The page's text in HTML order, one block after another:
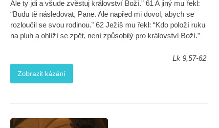
Ale ty jdi a všude zvěstuj království Boží.” 61 A jiný mu řekl:
“Budu tě následovat, Pane. Ale napřed mi dovol, abych se
rozloučil se svou rodinou.” 62 Ježíš mu řekl: “Kdo položí ruku
na pluh a ohlíží se zpět, není způsobilý pro království Boží.”
Lk 9,57-62
Zobrazit kázání